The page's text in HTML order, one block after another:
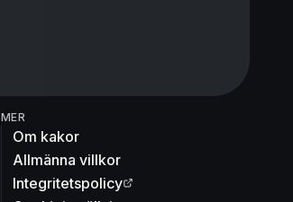
MER
Om kakor
Allmänna villkor
Integritetspolicy